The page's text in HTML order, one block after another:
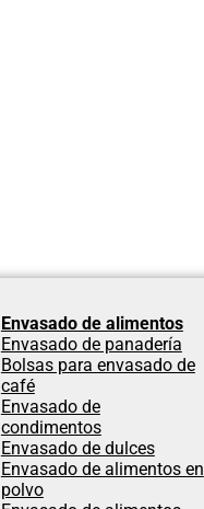
Envasado de alimentos
Envasado de panadería
Bolsas para envasado de
café
Envasado de
condimentos
Envasado de dulces
Envasado de alimentos en
polvo